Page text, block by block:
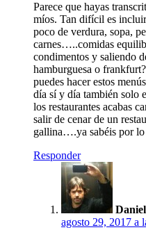
Parece que hayas
míos. Tan difícil es incluir
poco de verdura, sopa,
carnes…..comidas
condimentos y saliendo
hamburguesa o
puedes hacer estos
día sí y día también solo
los restaurantes acabas
salir de cenar de un
gallina….ya sabéis por
Responder
agosto 29, 2017 a